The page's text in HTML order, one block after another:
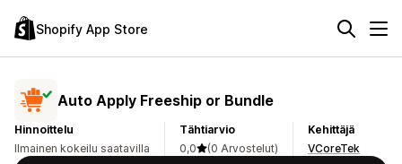
Shopify App Store
Auto Apply Freeship or Bundle
Hinnoittelu
Ilmainen kokeilu saatavilla
Tähtiarvio
0,0
(0 Arvostelut)
Kehittäjä
VCoreTek